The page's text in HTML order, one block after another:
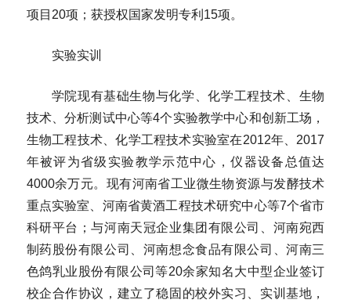
项目20项；获授权国家发明专利15项。
实验实训
学院现有基础生物与化学、化学工程技术、生物
技术、分析测试中心等4个实验教学中心和创新工场，
生物工程技术、化学工程技术实验室在2012年、2017
年被评为省级实验教学示范中心，仪器设备总值达
4000余万元。现有河南省工业微生物资源与发酵技术
重点实验室、河南省黄酒工程技术研究中心等7个省市
科研平台；与河南天冠企业集团有限公司、河南宛西
制药股份有限公司、河南想念食品有限公司、河南三
色鸽乳业股份有限公司等20余家知名大中型企业签订
校企合作协议，建立了稳固的校外实习、实训基地，